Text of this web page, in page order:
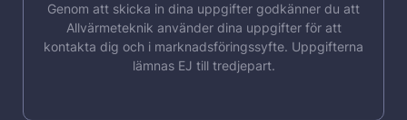
Genom att skicka in dina uppgifter godkänner du att
Allvärmeteknik använder dina uppgifter för att
kontakta dig och i marknadsföringssyfte. Uppgifterna
lämnas EJ till tredjepart.